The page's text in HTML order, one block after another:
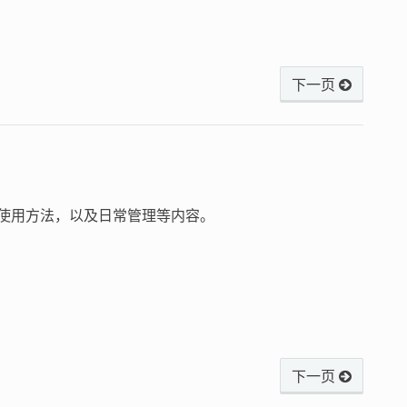
下一页
方法，以及日常管理等内容。
下一页